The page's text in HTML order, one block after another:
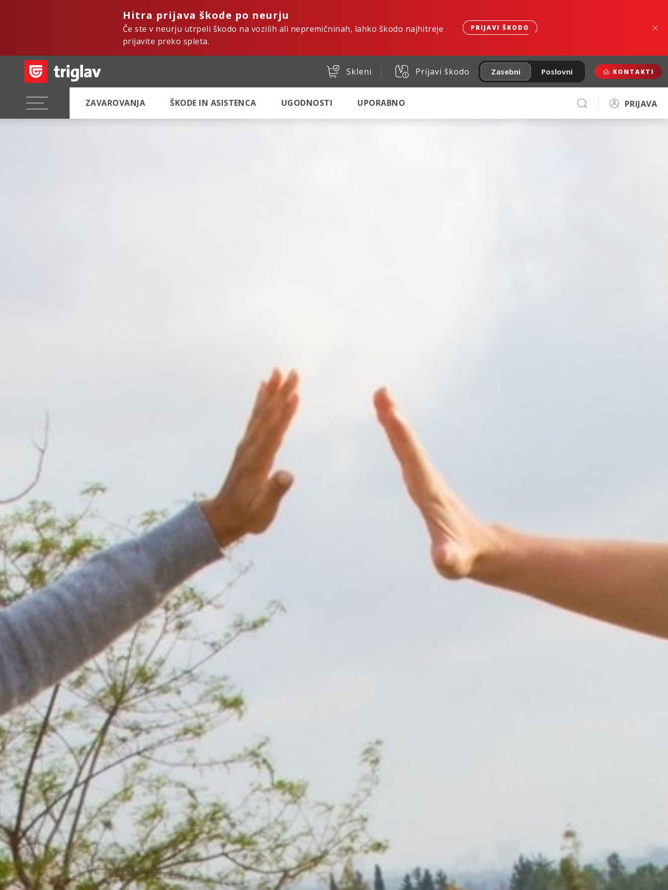
Hitra prijava škode po neurju
Če ste v neurju utrpeli škodo na vozilih ali nepremičninah, lahko škodo najhitreje
prijavite preko spleta.
PRIJAVI ŠKODO
Skleni Prijavi škodo Zasebni Poslovni KONTAKTI
ZAVAROVANJA ŠKODE IN ASISTENCA UGODNOSTI UPORABNO PRIJAVA